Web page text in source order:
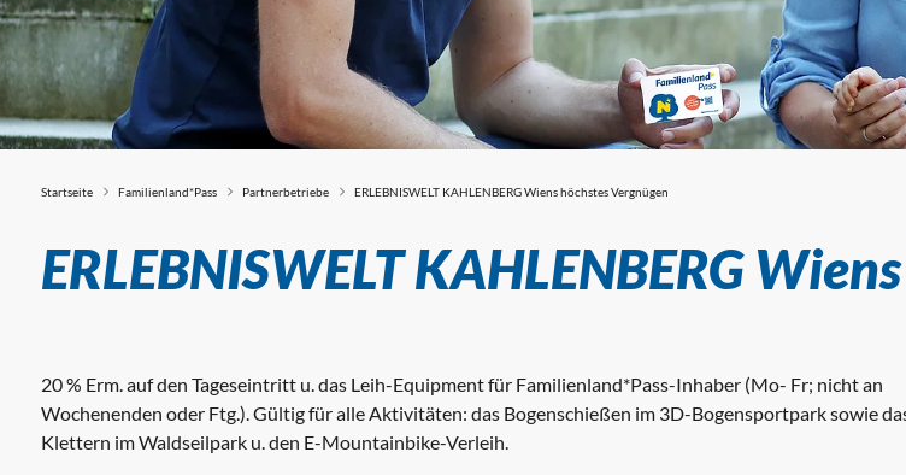
Partnerbetriebe
Startseite Familienland*Pass Partnerbetriebe ERLEBNISWELT KAHLENBERG Wiens höchstes Vergnügen
ERLEBNISWELT KAHLENBERG
20 % Erm. auf den Tageseintritt u. das Leih-Equipment für Familienland*Pass-Inhaber (Mo- Fr; nicht an
Wochenenden oder Ftg.). Gültig für alle Aktivitäten: das Bogenschießen im 3D-Bogensportpark sowie
Klettern im Waldseilpark u. den E-Mountainbike-Verleih.